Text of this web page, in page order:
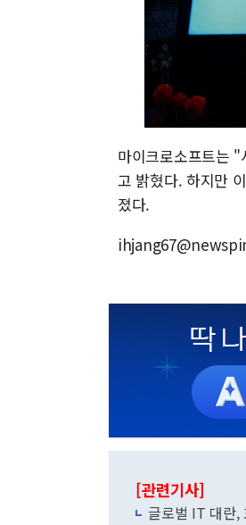
마이크로소프트는
고 밝혔다. 하지만
졌다.
[관련기사]
글로벌 IT 대란,